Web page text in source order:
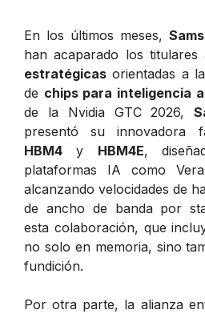
En los últimos meses,
han acaparado los titulares
estratégicas orientadas a
de chips para inteligencia
de la Nvidia GTC 2026,
presentó su innovadora
HBM4 y HBM4E,
plataformas IA como
alcanzando velocidades de
de ancho de banda por
esta colaboración, que
no solo en memoria, sino
fundición.
Por otra parte, la alianza